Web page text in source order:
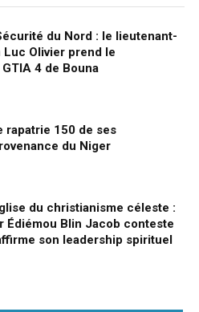
du Nord : le lieutenant-
Olivier prend le
4 de Bouna
rapatrie 150 de ses
du Niger
du christianisme céleste :
Édiémou Blin Jacob conteste
son leadership spirituel